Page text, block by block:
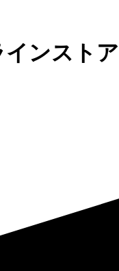
ンストア